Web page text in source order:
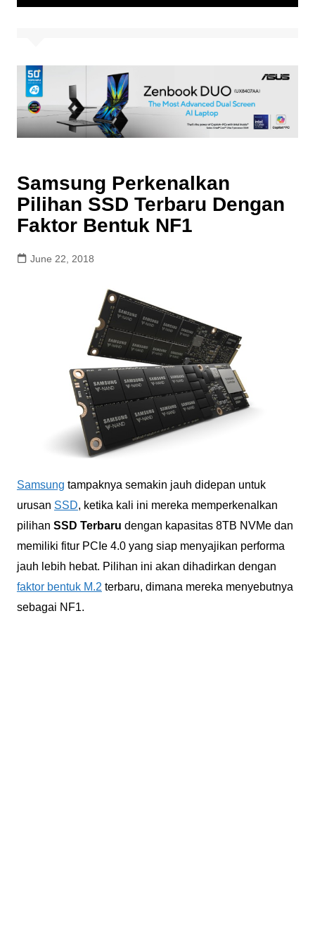
Samsung Perkenalkan
Pilihan SSD Terbaru Dengan
Faktor Bentuk NF1
June 22, 2018
Samsung tampaknya semakin jauh didepan untuk
urusan SSD, ketika kali ini mereka memperkenalkan
pilihan SSD Terbaru dengan kapasitas 8TB NVMe dan
memiliki fitur PCIe 4.0 yang siap menyajikan performa
jauh lebih hebat. Pilihan ini akan dihadirkan dengan
faktor bentuk M.2 terbaru, dimana mereka menyebutnya
sebagai NF1.